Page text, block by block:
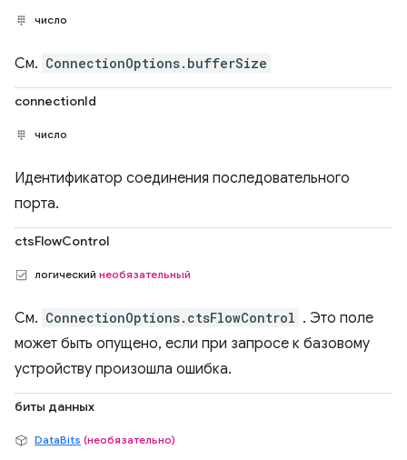
число
См. ConnectionOptions.bufferSize
connectionId
число
Идентификатор соединения последовательного
порта.
ctsFlowControl
логический необязательный
См. ConnectionOptions.ctsFlowControl . Это поле
может быть опущено, если при запросе к базовому
устройству произошла ошибка.
биты данных
DataBits (необязательно)